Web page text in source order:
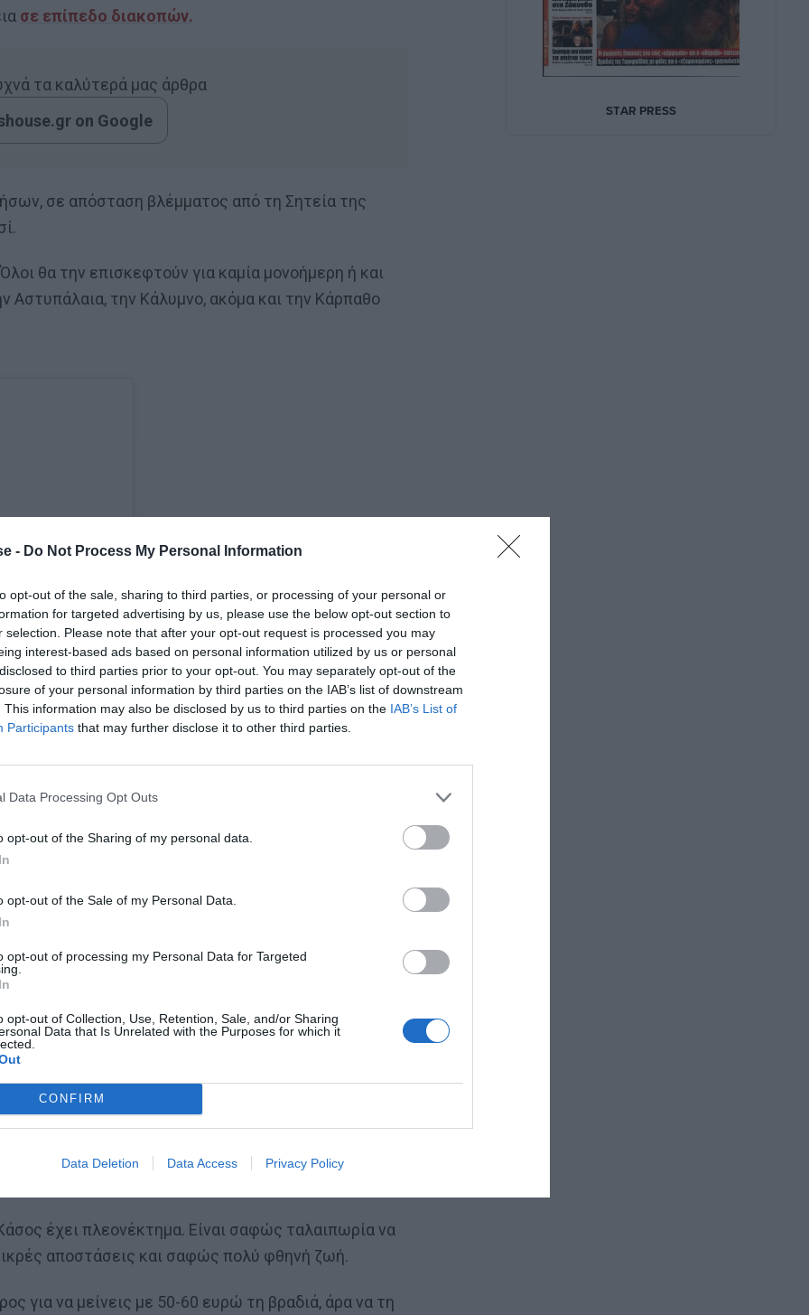
- Do Not Process My Personal Information
opt-out of the sale, sharing to third parties, or processing of your personal or
for targeted advertising by us, please use the below opt-out section to
selection. Please note that after your opt-out request is processed you may
interest-based ads based on personal information utilized by us or personal
to third parties prior to your opt-out. You may separately opt-out of the
of your personal information by third parties on the IAB’s list of downstream
This information may also be disclosed by us to third parties on the IAB’s List of
Participants that may further disclose it to other third parties.
Data Processing Opt Outs
opt-out of the Sharing of my personal data.
opt-out of the Sale of my Personal Data.
opt-out of processing my Personal Data for Targeted
opt-out of Collection, Use, Retention, Sale, and/or Sharing
Data that Is Unrelated with the Purposes for which it
CONFIRM
Data Deletion Data Access Privacy Policy
σε επίπεδο διακοπών.
τα καλύτερά μας άρθρα
on Google
σε απόσταση βλέμματος από τη Σητεία της
θα την επισκεφτούν για καμία μονοήμερη ή και
Αστυπάλαια, την Κάλυμνο, ακόμα και την Κάρπαθο
έχει πλεονέκτημα. Είναι σαφώς ταλαιπωρία να
αποστάσεις και σαφώς πολύ φθηνή ζωή.
για να μείνεις με 50-60 ευρώ τη βραδιά, άρα να τη